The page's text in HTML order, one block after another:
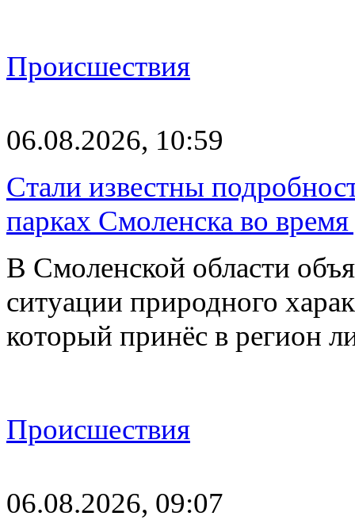
Происшествия
06.08.2026, 10:59
Стали известны
парках Смоленска во
В Смоленской области
ситуации природного
который принёс в регион
Происшествия
06.08.2026, 09:07